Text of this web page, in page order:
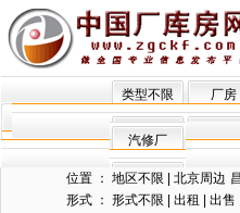
类型不限
厂房
汽修厂
位置 ： 地区不限 北京周边
形式 ： 形式不限 出租 出售